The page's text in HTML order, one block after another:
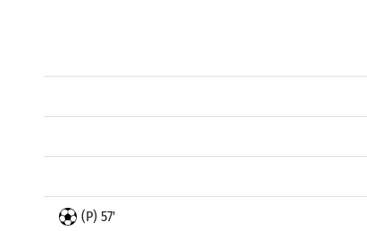
(P) 57'